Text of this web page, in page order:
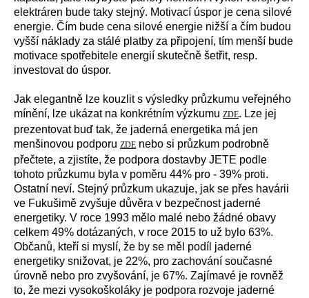
elektráren bude taky stejný. Motivací úspor je cena silové
energie. Čím bude cena silové energie nižší a čím budou
vyšší náklady za stálé platby za připojení, tím menší bude
motivace spotřebitele energií skutečně šetřit, resp.
investovat do úspor.
Jak elegantně lze kouzlit s výsledky průzkumu veřejného
mínění, lze ukázat na konkrétním výzkumu ZDE. Lze jej
prezentovat buď tak, že jaderná energetika má jen
menšinovou podporu ZDE nebo si průzkum podrobně
přečtete, a zjistíte, že podpora dostavby JETE podle
tohoto průzkumu byla v poměru 44% pro - 39% proti.
Ostatní neví. Stejný průzkum ukazuje, jak se přes havárii
ve Fukušimě zvyšuje důvěra v bezpečnost jaderné
energetiky. V roce 1993 mělo malé nebo žádné obavy
celkem 49% dotázaných, v roce 2015 to už bylo 63%.
Občanů, kteří si myslí, že by se měl podíl jaderné
energetiky snižovat, je 22%, pro zachování současné
úrovně nebo pro zvyšování, je 67%. Zajímavé je rovněž
to, že mezi vysokoškoláky je podpora rozvoje jaderné